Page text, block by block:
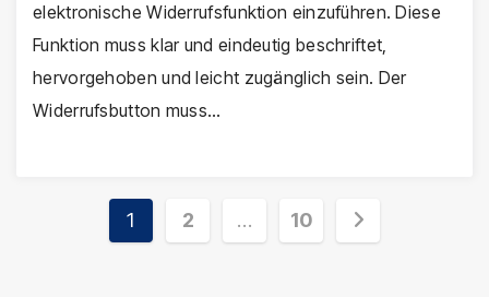
elektronische Widerrufsfunktion einzuführen. Diese
Funktion muss klar und eindeutig beschriftet,
hervorgehoben und leicht zugänglich sein. Der
Widerrufsbutton muss…
Seitennummerierung
1 2 … 10